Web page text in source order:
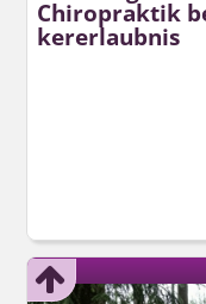
Chiropraktik
kererlaubnis